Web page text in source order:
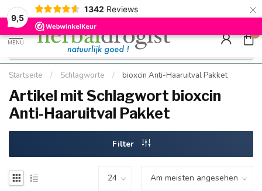
9,5
1342 Reviews ×
Kostenloser DE-Versand ab Mindestbestellwert |
Schnell geliefert
Minimum
Hızlı
MENU
0
Startseite / Schlagworte / bioxcin Anti-Haaruitval Pakket
Artikel mit Schlagwort bioxcin
Anti-Haaruitval Pakket
Filter